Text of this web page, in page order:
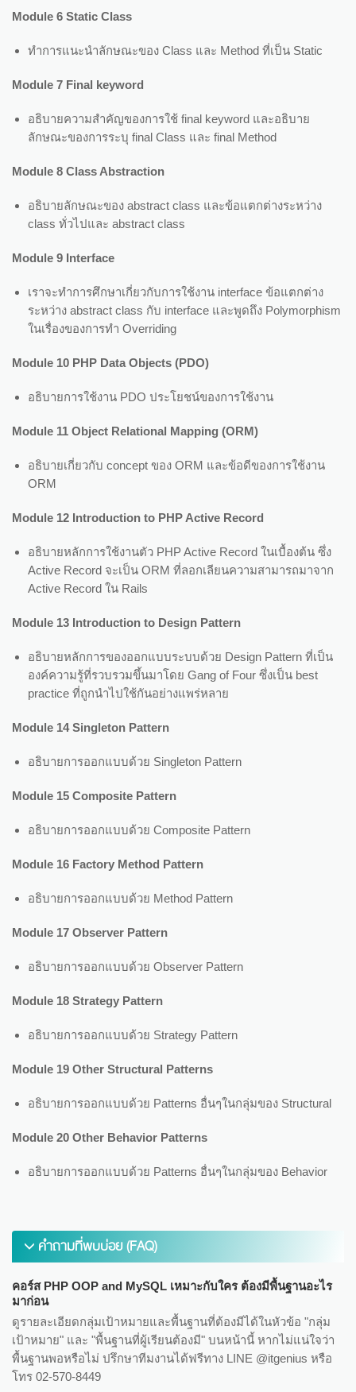
Module 6 Static Class
ทำการแนะนำลักษณะของ Class และ Method ที่เป็น Static
Module 7 Final keyword
อธิบายความสำคัญของการใช้ final keyword และอธิบาย
ลักษณะของการระบุ final Class และ final Method
Module 8 Class Abstraction
อธิบายลักษณะของ abstract class และข้อแตกต่างระหว่าง
class ทั่วไปและ abstract class
Module 9 Interface
เราจะทำการศึกษาเกี่ยวกับการใช้งาน interface ข้อแตกต่าง
ระหว่าง abstract class กับ interface และพูดถึง Polymorphism
ในเรื่องของการทำ Overriding
Module 10 PHP Data Objects (PDO)
อธิบายการใช้งาน PDO ประโยชน์ของการใช้งาน
Module 11 Object Relational Mapping (ORM)
อธิบายเกี่ยวกับ concept ของ ORM และข้อดีของการใช้งาน
ORM
Module 12 Introduction to PHP Active Record
อธิบายหลักการใช้งานตัว PHP Active Record ในเบื้องต้น ซึ่ง
Active Record จะเป็น ORM ที่ลอกเลียนความสามารถมาจาก
Active Record ใน Rails
Module 13 Introduction to Design Pattern
อธิบายหลักการของออกแบบระบบด้วย Design Pattern ที่เป็น
องค์ความรู้ที่รวบรวมขึ้นมาโดย Gang of Four ซึ่งเป็น best
practice ที่ถูกนำไปใช้กันอย่างแพร่หลาย
Module 14 Singleton Pattern
อธิบายการออกแบบด้วย Singleton Pattern
Module 15 Composite Pattern
อธิบายการออกแบบด้วย Composite Pattern
Module 16 Factory Method Pattern
อธิบายการออกแบบด้วย Method Pattern
Module 17 Observer Pattern
อธิบายการออกแบบด้วย Observer Pattern
Module 18 Strategy Pattern
อธิบายการออกแบบด้วย Strategy Pattern
Module 19 Other Structural Patterns
อธิบายการออกแบบด้วย Patterns อื่นๆในกลุ่มของ Structural
Module 20 Other Behavior Patterns
อธิบายการออกแบบด้วย Patterns อื่นๆในกลุ่มของ Behavior
คำถามที่พบบ่อย (FAQ)
คอร์ส PHP OOP and MySQL เหมาะกับใคร ต้องมีพื้นฐานอะไร
มาก่อน
ดูรายละเอียดกลุ่มเป้าหมายและพื้นฐานที่ต้องมีได้ในหัวข้อ "กลุ่ม
เป้าหมาย" และ "พื้นฐานที่ผู้เรียนต้องมี" บนหน้านี้ หากไม่แน่ใจว่า
พื้นฐานพอหรือไม่ ปรึกษาทีมงานได้ฟรีทาง LINE @itgenius หรือ
โทร 02-570-8449